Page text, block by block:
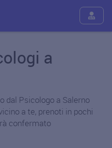
a
dal Psicologo a Salerno
a te, prenoti in pochi
confermato